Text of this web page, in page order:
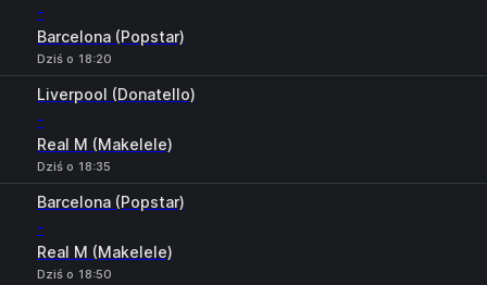
-
Barcelona (Popstar)
Dziś o 18:20
Liverpool (Donatello)
-
Real M (Makelele)
Dziś o 18:35
Barcelona (Popstar)
-
Real M (Makelele)
Dziś o 18:50